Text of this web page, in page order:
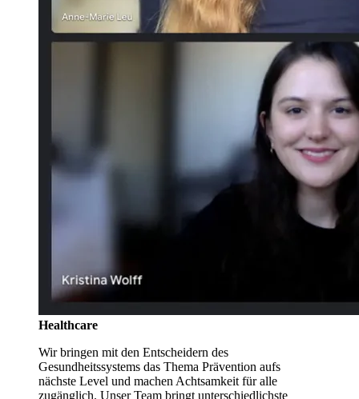
Healthcare
Wir bringen mit den Entscheidern des
Gesundheitssystems das Thema Prävention aufs
nächste Level und machen Achtsamkeit für alle
zugänglich. Unser Team bringt unterschiedlichste